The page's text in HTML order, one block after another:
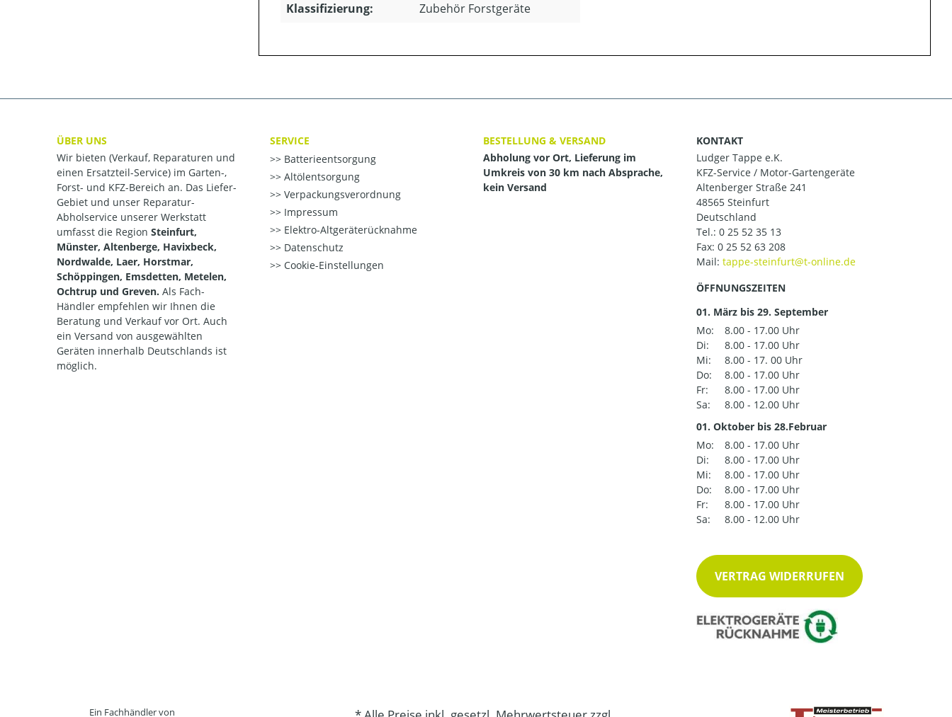
Klassifizierung: Zubehör Forstgeräte
ÜBER UNS
Wir bieten (Verkauf, Reparaturen und
einen Ersatzteil-Service) im Garten-,
Forst- und KFZ-Bereich an. Das Liefer-
Gebiet und unser Reparatur-
Abholservice unserer Werkstatt
umfasst die Region Steinfurt,
Münster, Altenberge, Havixbeck,
Nordwalde, Laer, Horstmar,
Schöppingen, Emsdetten, Metelen,
Ochtrup und Greven. Als Fach-
Händler empfehlen wir Ihnen die
Beratung und Verkauf vor Ort. Auch
ein Versand von ausgewählten
Geräten innerhalb Deutschlands ist
möglich.
SERVICE
Batterieentsorgung
Altölentsorgung
Verpackungsverordnung
Impressum
Elektro-Altgeräterücknahme
Datenschutz
Cookie-Einstellungen
BESTELLUNG & VERSAND
Abholung vor Ort, Lieferung im
Umkreis von 30 km nach Absprache,
kein Versand
KONTAKT
Ludger Tappe e.K.
KFZ-Service / Motor-Gartengeräte
Altenberger Straße 241
48565 Steinfurt
Deutschland
Tel.: 0 25 52 35 13
Fax: 0 25 52 63 208
Mail:
ÖFFNUNGSZEITEN
01. März bis 29. September
Mo:
8.00 - 17.00 Uhr
Di:
8.00 - 17.00 Uhr
Mi:
8.00 - 17. 00 Uhr
Do:
8.00 - 17.00 Uhr
Fr:
8.00 - 17.00 Uhr
Sa:
8.00 - 12.00 Uhr
01. Oktober bis 28.Februar
Mo:
8.00 - 17.00 Uhr
Di:
8.00 - 17.00 Uhr
Mi:
8.00 - 17.00 Uhr
Do:
8.00 - 17.00 Uhr
Fr:
8.00 - 17.00 Uhr
Sa:
8.00 - 12.00 Uhr
VERTRAG WIDERRUFEN
Ein Fachhändler von